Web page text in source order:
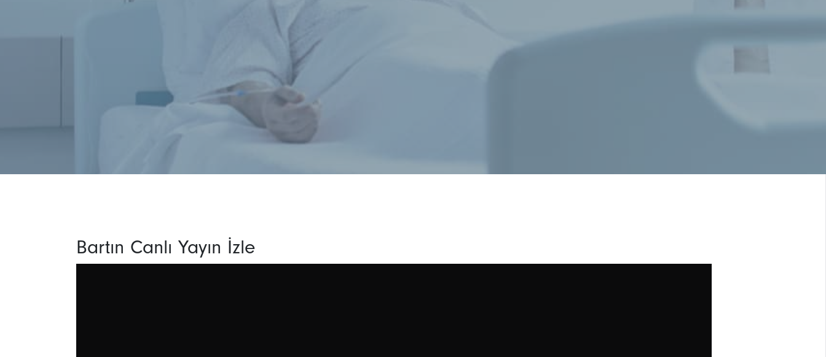
Bartın Canlı Yayın İzle